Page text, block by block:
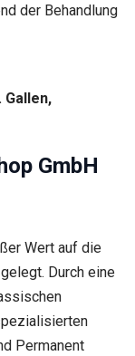
der Behandlung
GmbH
Wert auf die
Durch eine
Permanent